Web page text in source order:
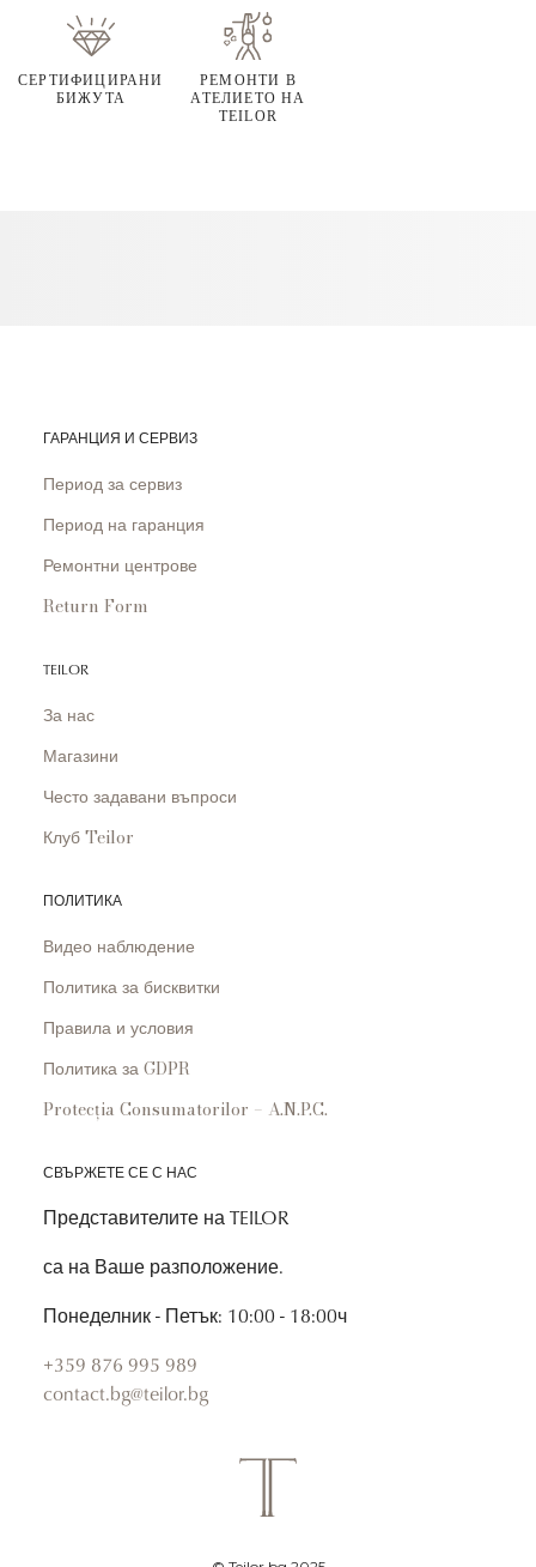
СЕРТИФИЦИРАНИ
БИЖУТА
РЕМОНТИ В
АТЕЛИЕТО НА
TEILOR
ГАРАНЦИЯ И СЕРВИЗ
Период за сервиз
Период на гаранция
Ремонтни центрове
Return Form
TEILOR
За нас
Магазини
Често задавани въпроси
Клуб Teilor
ПОЛИТИКА
Видео наблюдение
Политика за бисквитки
Правила и условия
Политика за GDPR
Protecția Consumatorilor – A.N.P.C.
СВЪРЖЕТЕ СЕ С НАС
Представителите на TEILOR
са на Ваше разположение.
Понеделник - Петък: 10:00 - 18:00ч
+359 876 995 989
contact.bg@teilor.bg